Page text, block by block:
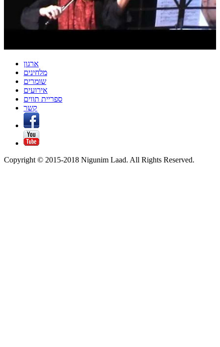
ארגון
מלחינים
שומרים
אירועים
ספריית תווים
קשר
Copyright © 2015-2018 Nigunim Laad. All Rights Reserved.